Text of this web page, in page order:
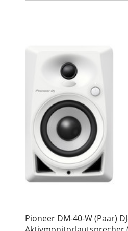
Pioneer DM-40-W (Paar)